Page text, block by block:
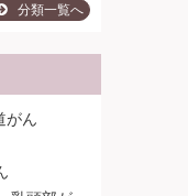
分類一覧へ
がん